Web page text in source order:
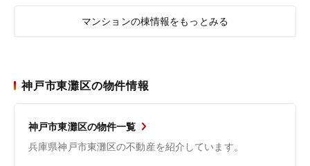
マンションの棟情報をもっとみる
神戸市東灘区の物件情報
神戸市東灘区の物件一覧
兵庫県神戸市東灘区の不動産を紹介しています。